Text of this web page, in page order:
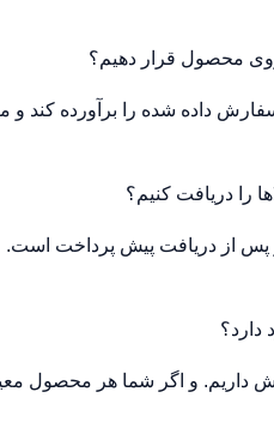
محصول قرار دهیم؟
را دریافت کنیم؟
دارد؟
و اگر شما هر محصول معیوب